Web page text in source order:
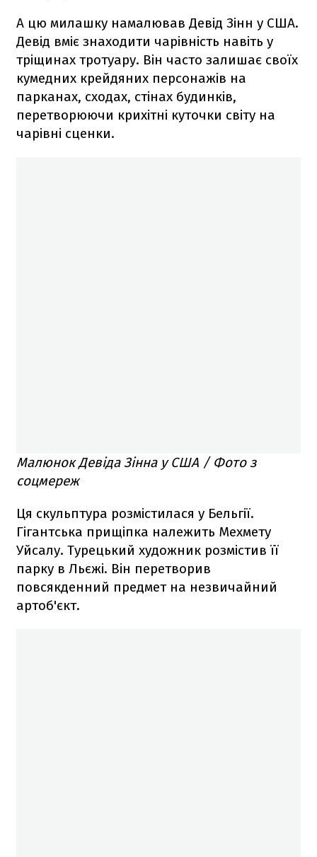
А цю милашку намалював Девід Зінн у США.
Девід вміє знаходити чарівність навіть у
тріщинах тротуару. Він часто залишає своїх
кумедних крейдяних персонажів на
парканах, сходах, стінах будинків,
перетворюючи крихітні куточки світу на
чарівні сценки.
Малюнок Девіда Зінна у США / Фото з
соцмереж
Ця скульптура розмістилася у Бельгії.
Гігантська прищіпка належить Мехмету
Уйсалу. Турецький художник розмістив її
парку в Льєжі. Він перетворив
повсякденний предмет на незвичайний
артоб'єкт.